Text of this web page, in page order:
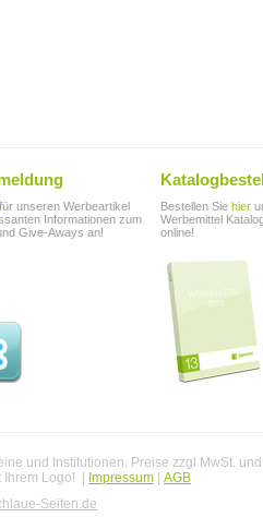
für unseren Werbeartikel
Informationen zum
Give-Aways an!
Bestellen Sie hier
Werbemittel
online!
und Institutionen. Preise zzgl MwSt.
Logo! |
Impressum
AGB
Seiten.de